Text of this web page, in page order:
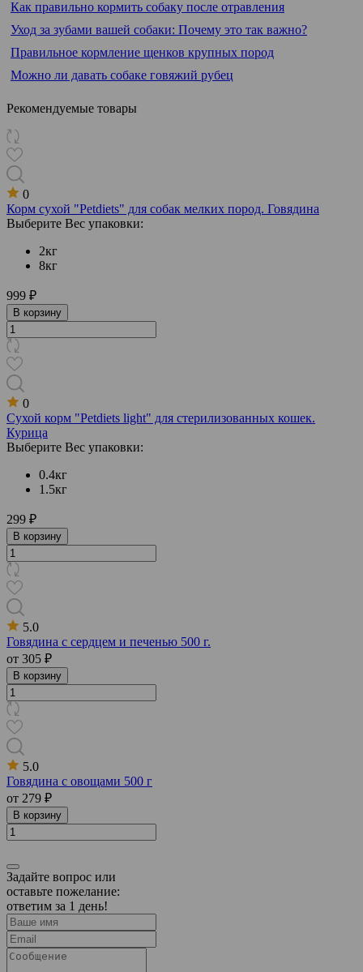
Как правильно кормить собаку после отравления
Уход за зубами вашей собаки: Почему это так важно?
Правильное кормление щенков крупных пород
Можно ли давать собаке говяжий рубец
Рекомендуемые товары
0
Корм сухой "Petdiets" для собак мелких пород. Говядина
Выберите Вес упаковки:
2кг
8кг
999 ₽
В корзину
0
Сухой корм "Petdiets light" для стерилизованных кошек.
Курица
Выберите Вес упаковки:
0.4кг
1.5кг
299 ₽
В корзину
5.0
Говядина с сердцем и печенью 500 г.
от 305 ₽
В корзину
5.0
Говядина с овощами 500 г
от 279 ₽
В корзину
Задайте вопрос или
оставьте пожелание:
ответим за 1 день!